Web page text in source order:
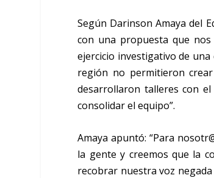
Según Darinson Amaya del
con una propuesta que
ejercicio investigativo de
región no permitieron
desarrollaron talleres con
consolidar el equipo”.
Amaya apuntó: “Para
la gente y creemos que la
recobrar nuestra voz